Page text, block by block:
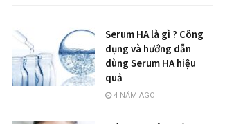
Serum HA là gì ? Công
dụng và hướng dẫn
dùng Serum HA hiệu
quả
4 NĂM AGO